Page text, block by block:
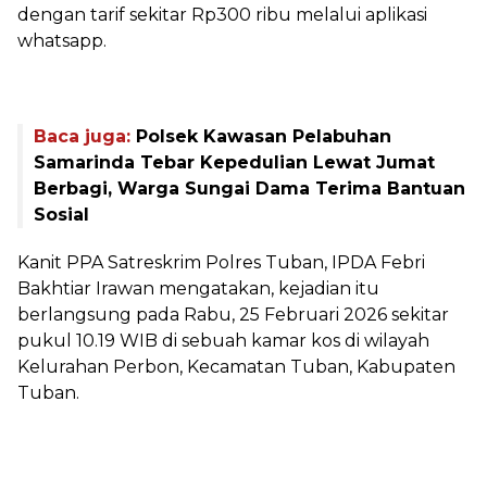
dengan tarif sekitar Rp300 ribu melalui aplikasi
whatsapp.
Baca juga: Polsek Kawasan Pelabuhan
Samarinda Tebar Kepedulian Lewat Jumat
Berbagi, Warga Sungai Dama Terima Bantuan
Sosial
‎Kanit PPA Satreskrim Polres Tuban, IPDA Febri
Bakhtiar Irawan mengatakan, kejadian itu
berlangsung pada Rabu, 25 Februari 2026 sekitar
pukul 10.19 WIB di sebuah kamar kos di wilayah
Kelurahan Perbon, Kecamatan Tuban, Kabupaten
Tuban.